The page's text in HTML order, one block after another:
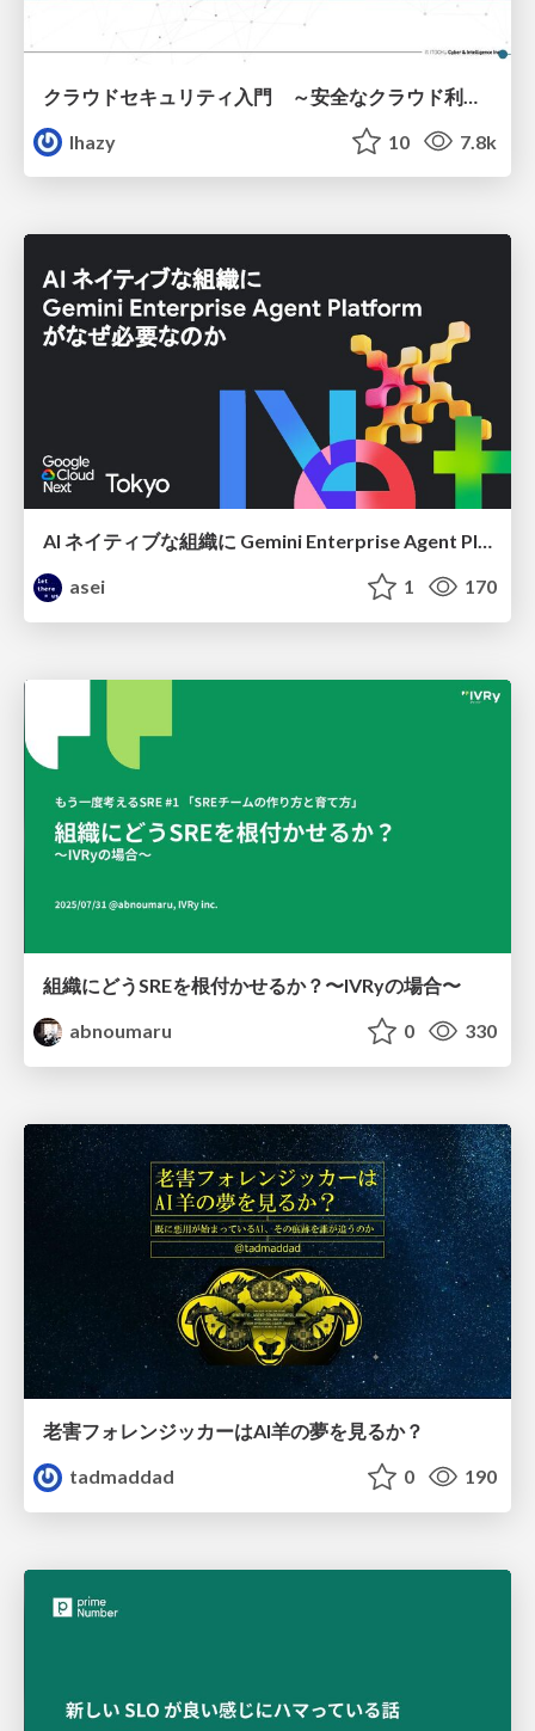
lhazy
10 7.8k
AI ネイティブな組織に Gemini Enterprise Agent Platform がなぜ必要なのか
asei
1 170
組織にどうSREを根付かせるか？〜IVRyの場合〜
abnoumaru
0 330
老害フォレンジッカーはAI羊の夢を見るか？
tadmaddad
0 190